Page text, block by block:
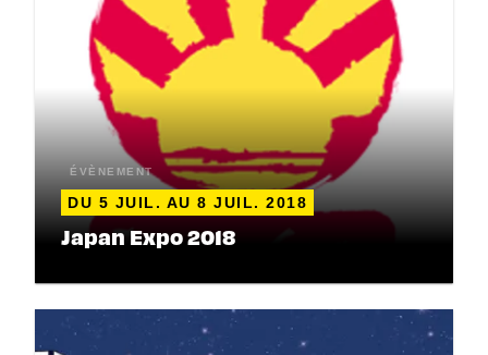
ÉVÈNEMENT
DU 5 JUIL. AU 8 JUIL. 2018
Japan Expo 2018